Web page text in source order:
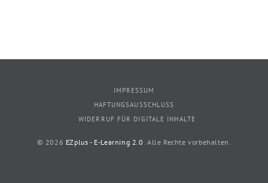
IMPRESSUM
HAFTUNGSAUSSCHLUSS
WIDERRUF FÜR DIGITALE INHALTE
© 2026 EZplus - E-Learning 2.0. Alle Rechte vorbehalten.